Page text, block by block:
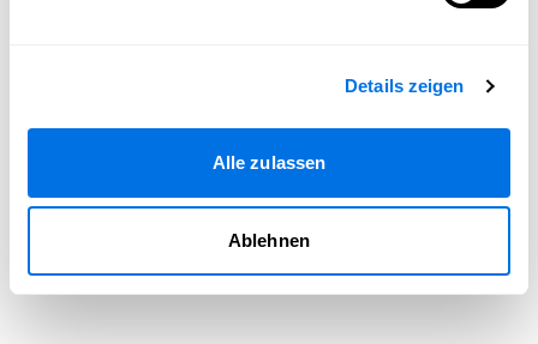
Details zeigen
Alle zulassen
Ablehnen